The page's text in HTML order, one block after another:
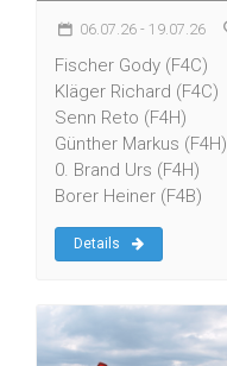
06.07.26 - 19.07.26
Fischer Gody (F4C)
Kläger Richard (F4C)
Senn Reto (F4H)
Günther Markus (F4H)
0. Brand Urs (F4H)
Borer Heiner (F4B)
Details